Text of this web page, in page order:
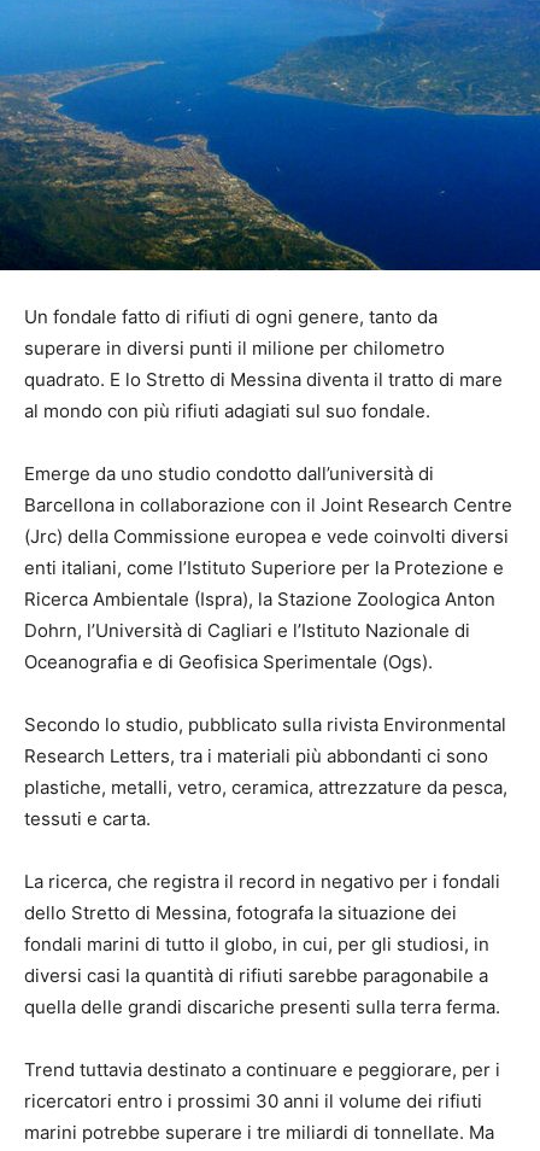
Un fondale fatto di rifiuti di ogni genere, tanto da
superare in diversi punti il milione per chilometro
quadrato. E lo Stretto di Messina diventa il tratto di mare
al mondo con più rifiuti adagiati sul suo fondale.
Emerge da uno studio condotto dall’università di
Barcellona in collaborazione con il Joint Research Centre
(Jrc) della Commissione europea e vede coinvolti diversi
enti italiani, come l’Istituto Superiore per la Protezione e
Ricerca Ambientale (Ispra), la Stazione Zoologica Anton
Dohrn, l’Università di Cagliari e l’Istituto Nazionale di
Oceanografia e di Geofisica Sperimentale (Ogs).
Secondo lo studio, pubblicato sulla rivista Environmental
Research Letters, tra i materiali più abbondanti ci sono
plastiche, metalli, vetro, ceramica, attrezzature da pesca,
tessuti e carta.
La ricerca, che registra il record in negativo per i fondali
dello Stretto di Messina, fotografa la situazione dei
fondali marini di tutto il globo, in cui, per gli studiosi, in
diversi casi la quantità di rifiuti sarebbe paragonabile a
quella delle grandi discariche presenti sulla terra ferma.
Trend tuttavia destinato a continuare e peggiorare, per i
ricercatori entro i prossimi 30 anni il volume dei rifiuti
marini potrebbe superare i tre miliardi di tonnellate. Ma